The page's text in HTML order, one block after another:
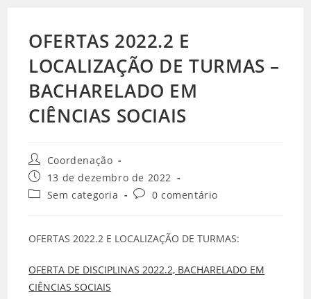
OFERTAS 2022.2 E
LOCALIZAÇÃO DE TURMAS –
BACHARELADO EM
CIÊNCIAS SOCIAIS
Coordenação
13 de dezembro de 2022
Sem categoria
0 comentário
OFERTAS 2022.2 E LOCALIZAÇÃO DE TURMAS:
OFERTA DE DISCIPLINAS 2022.2, BACHARELADO EM
CIÊNCIAS SOCIAIS